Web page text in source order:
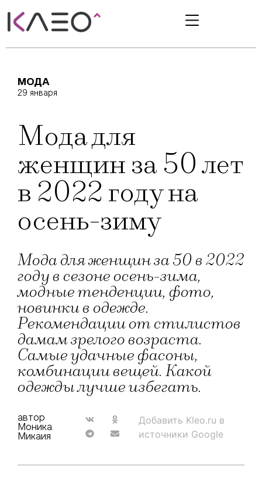
МОДА
29 января
Мода для
женщин за 50 лет
в 2022 году на
осень-зиму
Мода для женщин за 50 в 2022
году в сезоне осень-зима,
модные тенденции, фото,
новинки в одежде.
Рекомендации от стилистов
дамам зрелого возраста.
Самые удачные фасоны,
комбинации вещей. Какой
одежды лучше избегать.
автор
Моника
Микаия
Добавить Kleo.ru в
источники Google